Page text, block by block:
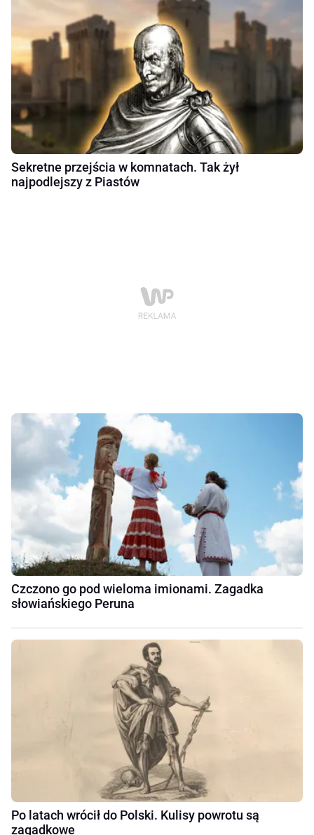
Sekretne przejścia w komnatach. Tak żył
najpodlejszy z Piastów
Czczono go pod wieloma imionami. Zagadka
słowiańskiego Peruna
Po latach wrócił do Polski. Kulisy powrotu są
zagadkowe